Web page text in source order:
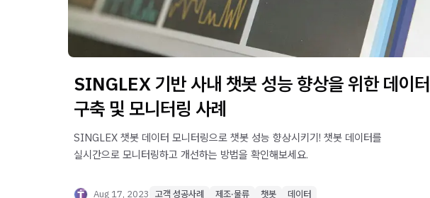
SINGLEX 기반 사내 챗봇 성능 향상을 위한 데이터
구축 및 모니터링 사례
SINGLEX 챗봇 데이터 모니터링으로 챗봇 성능 향상시키기! 챗봇 데이터를
실시간으로 모니터링하고 개선하는 방법을 확인해보세요.
Aug 17, 2023 고객 성공사례 제조·물류 챗봇 데이터